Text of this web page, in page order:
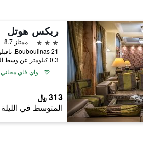
ريكس هوتل
3 نجوم
ممتاز 8.7
Bouboulinas 21, نافبليون, اليونان
0.3 كيلومتر عن وسط المدينة
واي فاي مجاني
313 ﷼
المتوسط في الليلة